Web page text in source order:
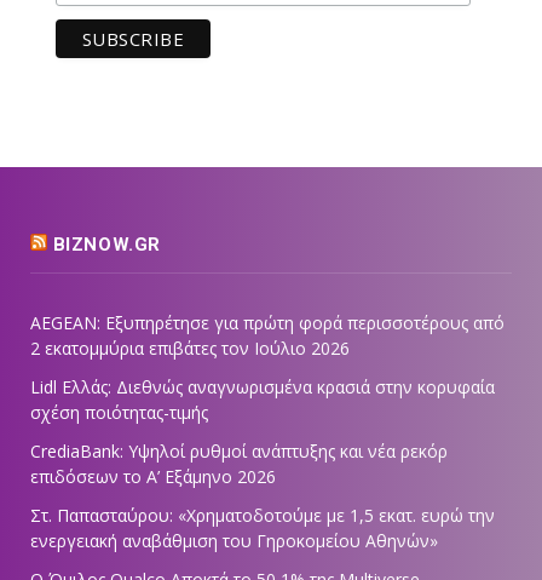
BIZNOW.GR
AEGEAN: Εξυπηρέτησε για πρώτη φορά περισσοτέρους από
2 εκατομμύρια επιβάτες τον Ιούλιο 2026
Lidl Ελλάς: Διεθνώς αναγνωρισμένα κρασιά στην κορυφαία
σχέση ποιότητας-τιμής
CrediaBank: Υψηλοί ρυθμοί ανάπτυξης και νέα ρεκόρ
επιδόσεων το Α’ Εξάμηνο 2026
Στ. Παπασταύρου: «Χρηματοδοτούμε με 1,5 εκατ. ευρώ την
ενεργειακή αναβάθμιση του Γηροκομείου Αθηνών»